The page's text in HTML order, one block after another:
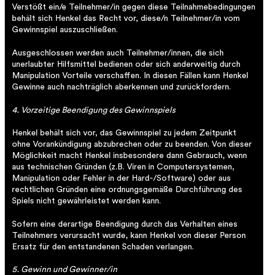
Verstößt ein/e Teilnehmer/in gegen diese Teilnahmebedingungen
behält sich Henkel das Recht vor, diese/n Teilnehmer/in vom
Gewinnspiel auszuschließen.
Ausgeschlossen werden auch Teilnehmer/innen, die sich
unerlaubter Hilfsmittel bedienen oder sich anderweitig durch
Manipulation Vorteile verschaffen. In diesen Fällen kann Henkel
Gewinne auch nachträglich aberkennen und zurückfordern.
4. Vorzeitige Beendigung des Gewinnspiels
Henkel behält sich vor, das Gewinnspiel zu jedem Zeitpunkt
ohne Vorankündigung abzubrechen oder zu beenden. Von dieser
Möglichkeit macht Henkel insbesondere dann Gebrauch, wenn
aus technischen Gründen (z.B. Viren in Computersystemen,
Manipulation oder Fehler in der Hard-/Software) oder aus
rechtlichen Gründen eine ordnungsgemäße Durchführung des
Spiels nicht gewährleistet werden kann.
Sofern eine derartige Beendigung durch das Verhalten eines
Teilnehmers verursacht wurde, kann Henkel von dieser Person
Ersatz für den entstandenen Schaden verlangen.
5. Gewinn und Gewinner/in